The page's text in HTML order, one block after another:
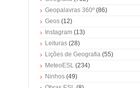
Geopalavras 360º (86)
Geos (12)
Instagram (13)
Leituras (28)
Lições de Geografia (55)
MeteoESL (234)
Ninhos (49)